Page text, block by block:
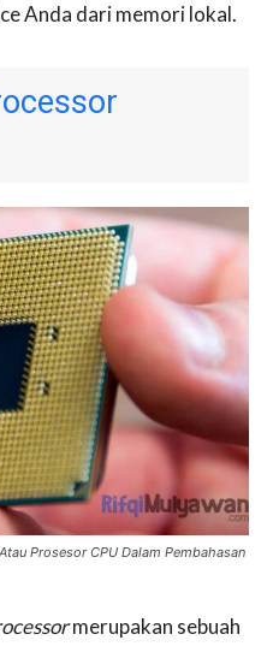
Anda dari memori lokal.
Prosesor CPU Dalam Pembahasan
merupakan sebuah